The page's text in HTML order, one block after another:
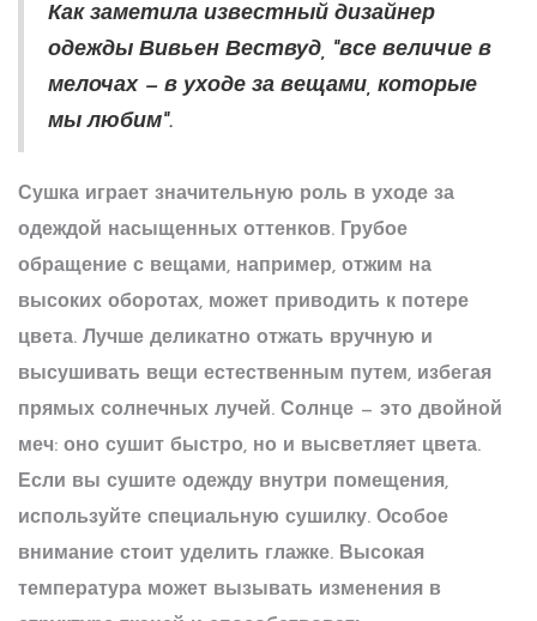
Как заметила известный дизайнер
одежды Вивьен Вествуд, "все величие в
мелочах — в уходе за вещами, которые
мы любим".
Сушка играет значительную роль в уходе за
одеждой насыщенных оттенков. Грубое
обращение с вещами, например, отжим на
высоких оборотах, может приводить к потере
цвета. Лучше деликатно отжать вручную и
высушивать вещи естественным путем, избегая
прямых солнечных лучей. Солнце — это двойной
меч: оно сушит быстро, но и высветляет цвета.
Если вы сушите одежду внутри помещения,
используйте специальную сушилку. Особое
внимание стоит уделить глажке. Высокая
температура может вызывать изменения в